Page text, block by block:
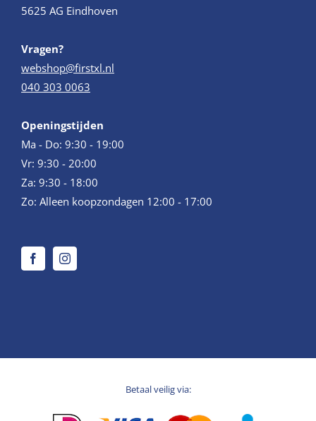
5625 AG Eindhoven
Vragen?
webshop@firstxl.nl
040 303 0063
Openingstijden
Ma - Do: 9:30 - 19:00
Vr: 9:30 - 20:00
Za: 9:30 - 18:00
Zo: Alleen koopzondagen 12:00 - 17:00
Betaal veilig via: